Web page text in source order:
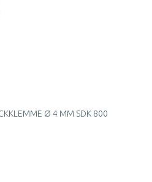
Ø 4 MM SDK 800